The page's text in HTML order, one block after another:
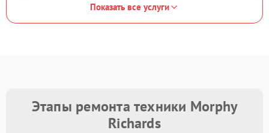
Показать все услуги
Этапы ремонта техники Morphy
Richards